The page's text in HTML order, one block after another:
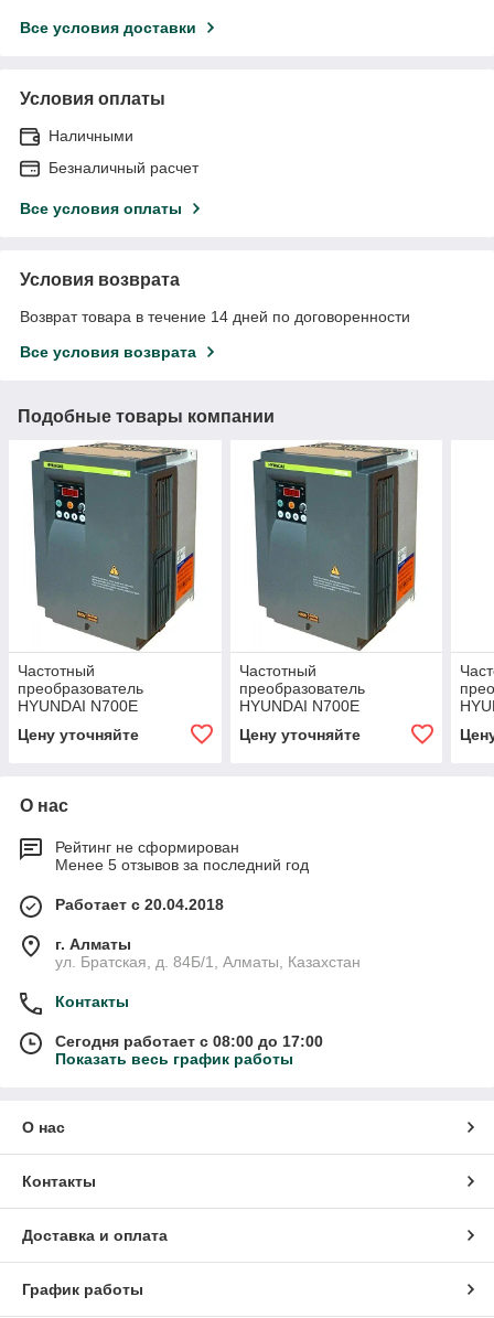
Все условия доставки
Условия оплаты
Наличными
Безналичный расчет
Все условия оплаты
Условия возврата
Возврат товара в течение 14 дней по договоренности
Все условия возврата
Подобные товары компании
Частотный
преобразователь
HYUNDAI N700E
Цену уточняйте
Частотный
преобразователь
HYUNDAI N700E
Цену уточняйте
О нас
Рейтинг не сформирован
Менее 5 отзывов за последний год
Работает с 20.04.2018
г. Алматы
ул. Братская, д. 84Б/1, Алматы, Казахстан
Контакты
Сегодня работает с 08:00 до 17:00
Показать весь график работы
О нас
Контакты
Доставка и оплата
График работы